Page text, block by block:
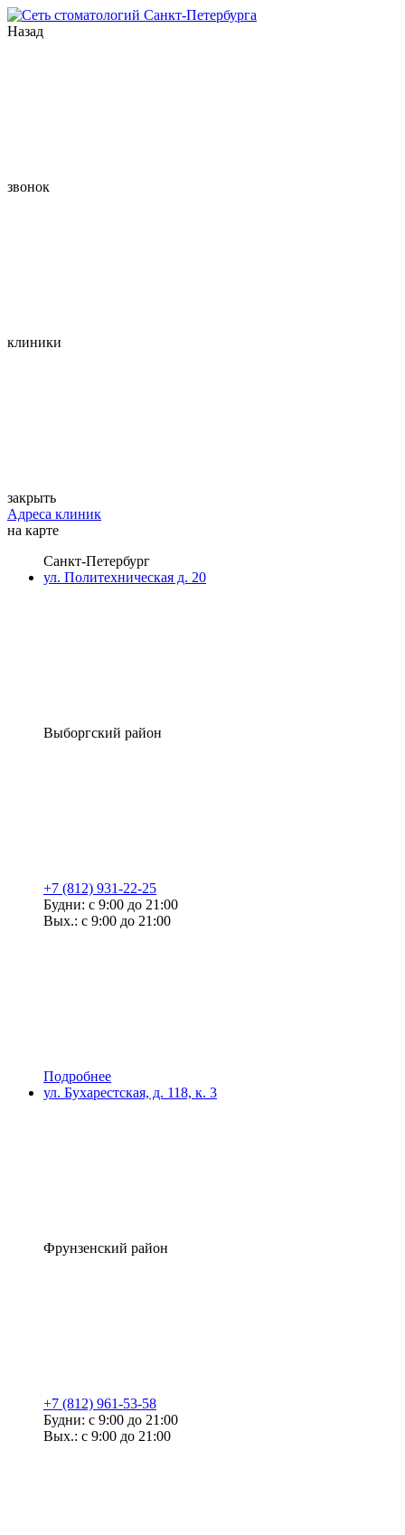
Назад
звонок
клиники
закрыть
Адреса клиник
на карте
Санкт-Петербург
ул. Политехническая д. 20
Выборгский район
+7 (812) 931-22-25
Будни: с 9:00 до 21:00
Вых.: с 9:00 до 21:00
Подробнее
ул. Бухарестская, д. 118, к. 3
Фрунзенский район
+7 (812) 961-53-58
Будни: с 9:00 до 21:00
Вых.: с 9:00 до 21:00